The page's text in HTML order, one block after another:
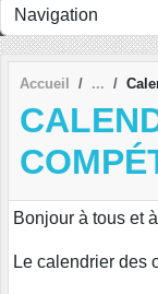
Accueil
Bonjour à tous et
Le calendrier des